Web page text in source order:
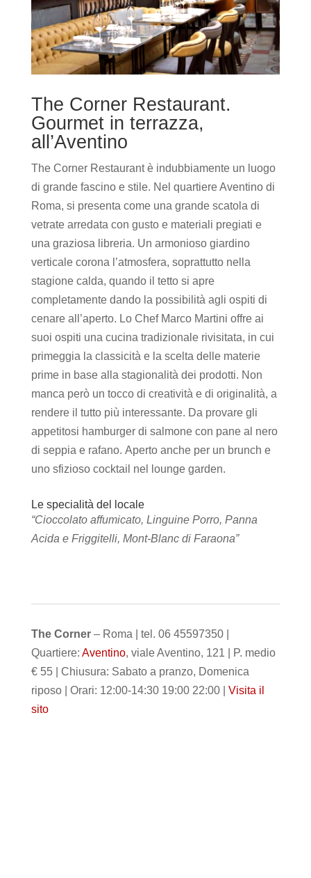
The Corner Restaurant.
Gourmet in terrazza,
all’Aventino
The Corner Restaurant è indubbiamente un luogo
di grande fascino e stile. Nel quartiere Aventino di
Roma, si presenta come una grande scatola di
vetrate arredata con gusto e materiali pregiati e
una graziosa libreria. Un armonioso giardino
verticale corona l’atmosfera, soprattutto nella
stagione calda, quando il tetto si apre
completamente dando la possibilità agli ospiti di
cenare all’aperto. Lo Chef Marco Martini offre ai
suoi ospiti una cucina tradizionale rivisitata, in cui
primeggia la classicità e la scelta delle materie
prime in base alla stagionalità dei prodotti. Non
manca però un tocco di creatività e di originalità, a
rendere il tutto più interessante. Da provare gli
appetitosi hamburger di salmone con pane al nero
di seppia e rafano. Aperto anche per un brunch e
uno sfizioso cocktail nel lounge garden.
Le specialità del locale
“Cioccolato affumicato, Linguine Porro, Panna
Acida e Friggitelli, Mont-Blanc di Faraona”
The Corner– Roma | tel. 06 45597350 |
Quartiere: Aventino, viale Aventino, 121 | P. medio
€ 55 | Chiusura: Sabato a pranzo, Domenica
riposo | Orari: 12:00-14:30 19:00 22:00 | Visita il
sito